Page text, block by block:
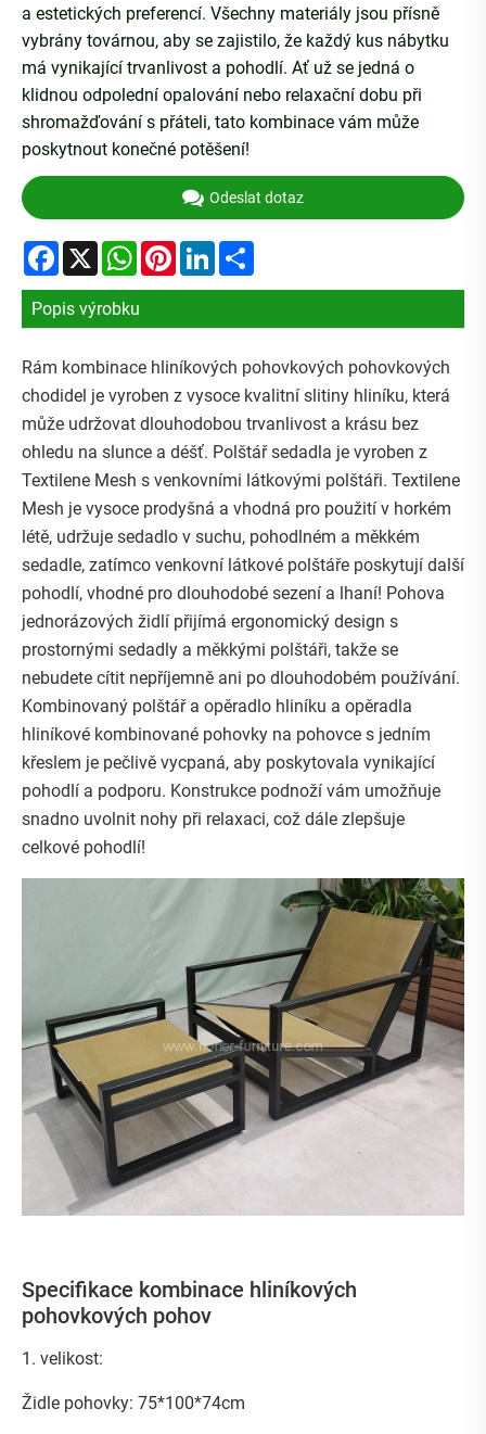
a estetických preferencí. Všechny materiály jsou přísně
vybrány továrnou, aby se zajistilo, že každý kus nábytku
má vynikající trvanlivost a pohodlí. Ať už se jedná o
klidnou odpolední opalování nebo relaxační dobu při
shromažďování s přáteli, tato kombinace vám může
poskytnout konečné potěšení!
Odeslat dotaz
Facebook
X WhatsApp
PinterestLinkedIn
Popis výrobku
Rám kombinace hliníkových pohovkových pohovkových
chodidel je vyroben z vysoce kvalitní slitiny hliníku, která
může udržovat dlouhodobou trvanlivost a krásu bez
ohledu na slunce a déšť. Polštář sedadla je vyroben z
Textilene Mesh s venkovními látkovými polštáři. Textilene
Mesh je vysoce prodyšná a vhodná pro použití v horkém
létě, udržuje sedadlo v suchu, pohodlném a měkkém
sedadle, zatímco venkovní látkové polštáře poskytují další
pohodlí, vhodné pro dlouhodobé sezení a lhaní! Pohova
jednorázových židlí přijímá ergonomický design s
prostornými sedadly a měkkými polštáři, takže se
nebudete cítit nepříjemně ani po dlouhodobém používání.
Kombinovaný polštář a opěradlo hliníku a opěradla
hliníkové kombinované pohovky na pohovce s jedním
křeslem je pečlivě vycpaná, aby poskytovala vynikající
pohodlí a podporu. Konstrukce podnoží vám umožňuje
snadno uvolnit nohy při relaxaci, což dále zlepšuje
celkové pohodlí!
Specifikace kombinace hliníkových
pohovkových pohov
1. velikost:
Židle pohovky: 75*100*74cm